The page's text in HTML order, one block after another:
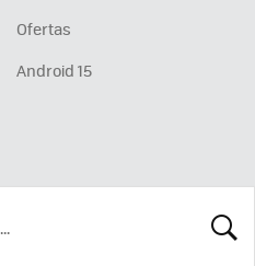
Ofertas
Android 15